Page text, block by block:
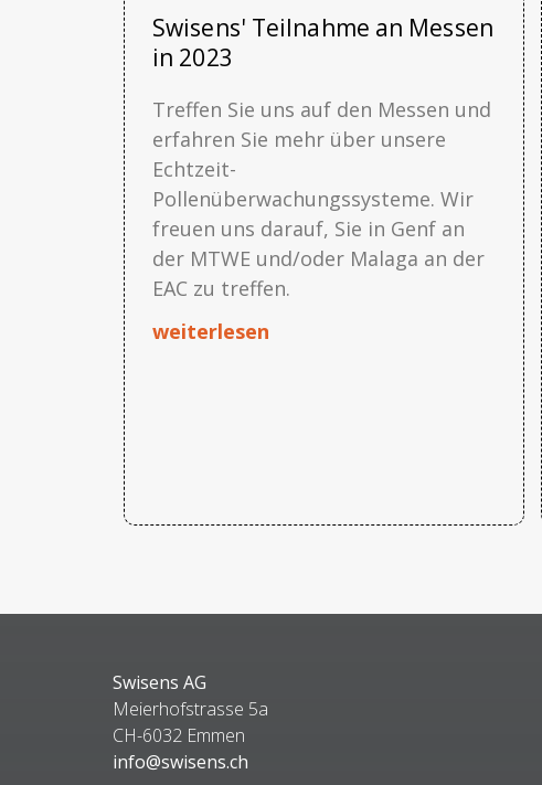
Swisens' Teilnahme an Messen
in 2023
Treffen Sie uns auf den Messen und
erfahren Sie mehr über unsere
Echtzeit-
Pollenüberwachungssysteme. Wir
freuen uns darauf, Sie in Genf an
der MTWE und/oder Malaga an der
EAC zu treffen.
weiterlesen
Swisens AG
Meierhofstrasse 5a
CH-6032 Emmen
info@swisens.ch